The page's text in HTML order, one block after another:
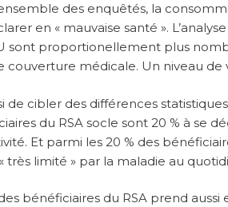
des enquêtés, la
en « mauvaise santé ».
sont proportionellement plus
couverture médicale. Un niveau
de cibler des différences
du RSA socle sont 20 % à se
Et parmi les 20 % des
très limité » par la maladie au
bénéficiaires du RSA prend